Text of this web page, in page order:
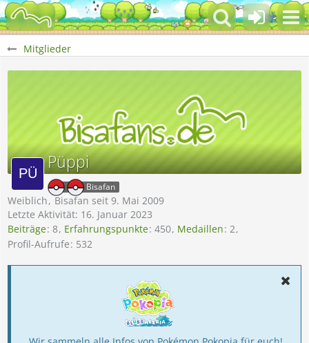
Mitglieder
Püppi
Bisafan
Weiblich Bisafan seit 9. Mai 2009
Letzte Aktivität: 16. Januar 2023
Beiträge 8 Erfahrungspunkte 450 Medaillen 2
Profil-Aufrufe 532